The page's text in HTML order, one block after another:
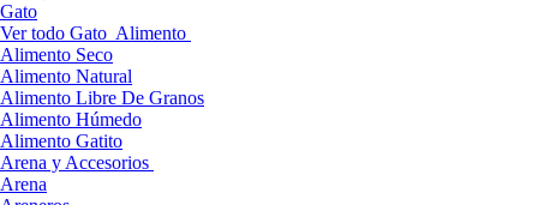
Gato
Ver todo Gato Alimento
Alimento Seco
Alimento Natural
Alimento Libre De Granos
Alimento Húmedo
Alimento Gatito
Arena y Accesorios
Arena